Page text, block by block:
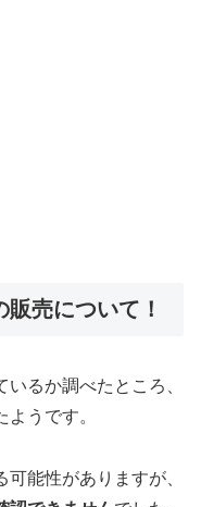
売について！
るか調べたところ、
うです。
能性がありますが、